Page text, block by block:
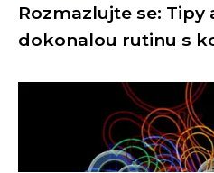
Rozmazlujte se: Tipy
dokonalou rutinu s